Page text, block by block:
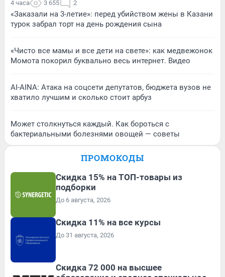
4 часа 3 655 2
«Заказали на 3-летие»: перед убийством жены в Казани
турок забрал торт на день рождения сына
«Чисто все мамы и все дети на свете»: как медвежонок
Момота покорил буквально весь интернет. Видео
AI-AINA: Атака на соцсети депутатов, бюджета вузов не
хватило лучшим и сколько стоит арбуз
Может столкнуться каждый. Как бороться с
бактериальными болезнями овощей — советы
ПРОМОКОДЫ
Скидка 15% на ТОП-товары из
подборки
До 6 августа, 2026
Скидка 11% на все курсы
До 31 августа, 2026
Скидка 72 000 на высшее